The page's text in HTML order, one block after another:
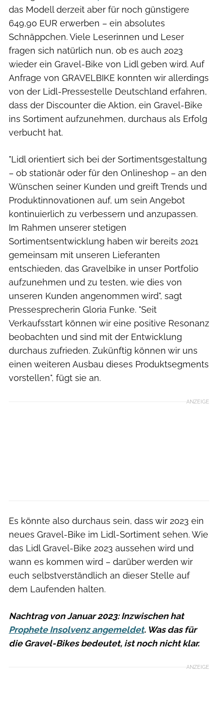
das Modell derzeit aber für noch günstigere
649,90 EUR erwerben – ein absolutes
Schnäppchen. Viele Leserinnen und Leser
fragen sich natürlich nun, ob es auch 2023
wieder ein Gravel-Bike von Lidl geben wird. Auf
Anfrage von GRAVELBIKE konnten wir allerdings
von der Lidl-Pressestelle Deutschland erfahren,
dass der Discounter die Aktion, ein Gravel-Bike
ins Sortiment aufzunehmen, durchaus als Erfolg
verbucht hat.
"Lidl orientiert sich bei der Sortimentsgestaltung
– ob stationär oder für den Onlineshop – an den
Wünschen seiner Kunden und greift Trends und
Produktinnovationen auf, um sein Angebot
kontinuierlich zu verbessern und anzupassen.
Im Rahmen unserer stetigen
Sortimentsentwicklung haben wir bereits 2021
gemeinsam mit unseren Lieferanten
entschieden, das Gravelbike in unser Portfolio
aufzunehmen und zu testen, wie dies von
unseren Kunden angenommen wird", sagt
Pressesprecherin Gloria Funke. "Seit
Verkaufsstart können wir eine positive Resonanz
beobachten und sind mit der Entwicklung
durchaus zufrieden. Zukünftig können wir uns
einen weiteren Ausbau dieses Produktsegments
vorstellen", fügt sie an.
ANZEIGE
Es könnte also durchaus sein, dass wir 2023 ein
neues Gravel-Bike im Lidl-Sortiment sehen. Wie
das Lidl Gravel-Bike 2023 aussehen wird und
wann es kommen wird – darüber werden wir
euch selbstverständlich an dieser Stelle auf
dem Laufenden halten.
Nachtrag von Januar 2023: Inzwischen hat
Prophete Insolvenz angemeldet. Was das für
die Gravel-Bikes bedeutet, ist noch nicht klar.
ANZEIGE